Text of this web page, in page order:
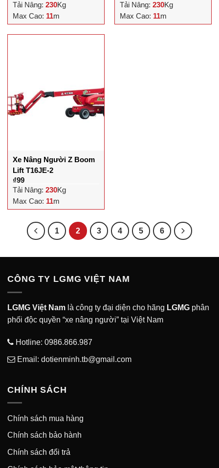
Tải Nâng: 230Kg
Max Cao: 11m
Tải Nâng: 230Kg
Max Cao: 11m
Xe Nâng Người Z Boom
Lift T16JE-2
₫99
Tải Nâng: 230Kg
Max Cao: 11m
1 2 3 4 5 6
CÔNG TY LGMG VIỆT NAM
LGMG Việt Nam là công ty đại diện cho hãng LGMG phân
phối độc quyền “xe nâng người” tại Việt Nam
Hotline: 0986.866.987
Email: dotienminh.tb@gmail.com
CHÍNH SÁCH
Chính sách mua hàng
Chính sách bảo hành
Chính sách đổi trả